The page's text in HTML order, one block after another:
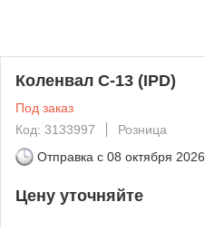
Коленвал C-13 (IPD)
Под заказ
Код: 3133997
Розница
Отправка с 08 октября 2026
Цену уточняйте